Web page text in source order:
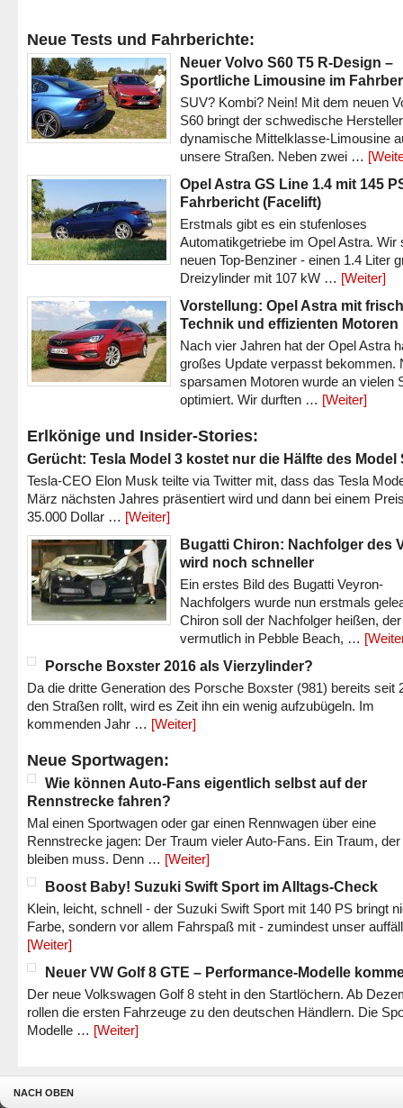
Neue Tests und Fahrberichte:
Neuer Volvo S60 T5 R-Design –
Sportliche Limousine im
SUV? Kombi? Nein! Mit dem neuen
S60 bringt der schwedische
dynamische Mittelklasse-Limousine
unsere Straßen. Neben zwei …
Opel Astra GS Line 1.4 mit 145
Fahrbericht (Facelift)
Erstmals gibt es ein stufenloses
Automatikgetriebe im Opel Astra. Wir
neuen Top-Benziner - einen 1.4 Liter
Dreizylinder mit 107 kW … [Weiter]
Vorstellung: Opel Astra mit
Technik und effizienten Motoren
Nach vier Jahren hat der Opel Astra
großes Update verpasst bekommen.
sparsamen Motoren wurde an vielen
optimiert. Wir durften … [Weiter]
Erlkönige und Insider-Stories:
Gerücht: Tesla Model 3 kostet nur die Hälfte des Model
Tesla-CEO Elon Musk teilte via Twitter mit, dass das Tesla
März nächsten Jahres präsentiert wird und dann bei einem
35.000 Dollar … [Weiter]
Bugatti Chiron: Nachfolger des
wird noch schneller
Ein erstes Bild des Bugatti Veyron-
Nachfolgers wurde nun erstmals
Chiron soll der Nachfolger heißen, der
vermutlich in Pebble Beach, …
Porsche Boxster 2016 als Vierzylinder?
Da die dritte Generation des Porsche Boxster (981) bereits seit
den Straßen rollt, wird es Zeit ihn ein wenig aufzubügeln. Im
kommenden Jahr … [Weiter]
Neue Sportwagen:
Wie können Auto-Fans eigentlich selbst auf der
Rennstrecke fahren?
Mal einen Sportwagen oder gar einen Rennwagen über eine
Rennstrecke jagen: Der Traum vieler Auto-Fans. Ein Traum,
bleiben muss. Denn … [Weiter]
Boost Baby! Suzuki Swift Sport im Alltags-Check
Klein, leicht, schnell - der Suzuki Swift Sport mit 140 PS bringt
Farbe, sondern vor allem Fahrspaß mit - zumindest unser
[Weiter]
Neuer VW Golf 8 GTE – Performance-Modelle
Der neue Volkswagen Golf 8 steht in den Startlöchern. Ab
rollen die ersten Fahrzeuge zu den deutschen Händlern. Die
Modelle … [Weiter]
NACH OBEN